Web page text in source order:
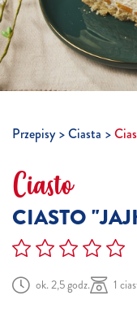
Przepisy Ciasta
Ciasto
CIASTO
ok. 2,5 godz. 1